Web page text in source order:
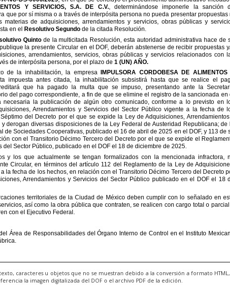
caracteres u objetos que no se muestran debido a la conversión a formato HTML,
la imagen digitalizada del DOF o el archivo PDF de la edición.